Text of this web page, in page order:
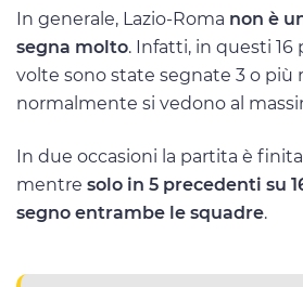
In generale, Lazio-Roma non è
segna molto. Infatti, in questi 16
volte sono state segnate 3 o più
normalmente si vedono al
In due occasioni la partita è
mentre solo in 5 precedenti su
segno entrambe le squadre.